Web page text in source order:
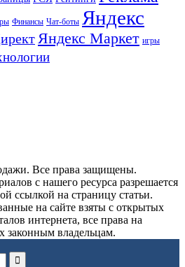
Финансы Чат-боты Яндекс
Яндекс Маркет игры
Все права защищены.
с нашего ресурса разрешается
ссылкой на страницу статьи.
на сайте взяты с открытых
интернета, все права на
законным владельцам.